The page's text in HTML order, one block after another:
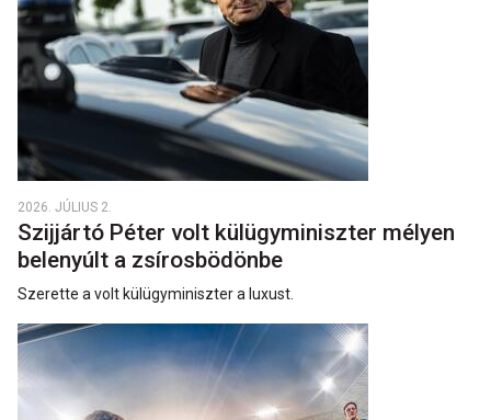
2026. JÚLIUS 2.
Szijjártó Péter volt külügyminiszter mélyen
belenyúlt a zsírosbödönbe
Szerette a volt külügyminiszter a luxust.